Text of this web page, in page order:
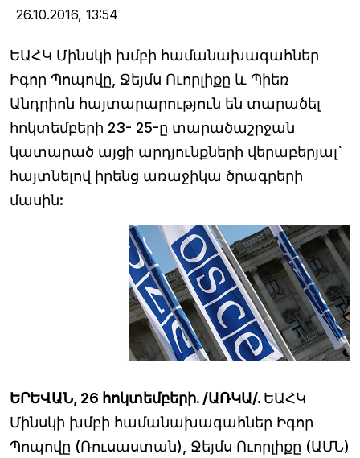
26.10.2016, 13:54
ԵԱՀԿ Մինսկի խմբի համանախագահներ
Իգոր Պոպովը, Ջեյմս Ուորլիքը և Պիեռ
Անդրիոն հայտարարություն են տարածել
հոկտեմբերի 23- 25-ը տարածաշրջան
կատարած այցի արդյունքների վերաբերյալ`
հայտնելով իրենց առաջիկա ծրագրերի
մասին:
ԵՐԵՎԱՆ, 26 հոկտեմբերի. /ԱՌԿԱ/. ԵԱՀԿ
Մինսկի խմբի համանախագահներ Իգոր
Պոպովը (Ռուսաստան), Ջեյմս Ուորլիքը (ԱՄՆ)